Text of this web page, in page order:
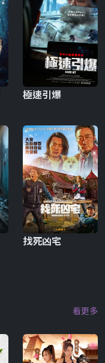
極速引爆
找死凶宅
看更多